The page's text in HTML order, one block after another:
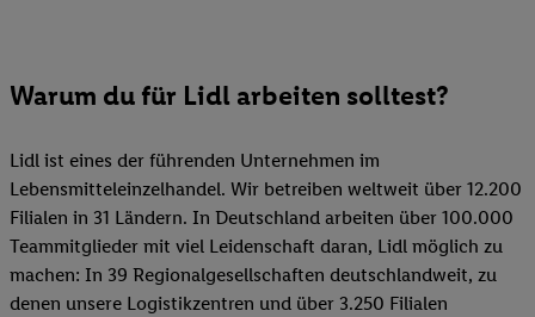
Warum du für Lidl arbeiten solltest?
Lidl ist eines der führenden Unternehmen im
Lebensmitteleinzelhandel. Wir betreiben weltweit über 12.200
Filialen in 31 Ländern. In Deutschland arbeiten über 100.000
Teammitglieder mit viel Leidenschaft daran, Lidl möglich zu
machen: In 39 Regionalgesellschaften deutschlandweit, zu
denen unsere Logistikzentren und über 3.250 Filialen